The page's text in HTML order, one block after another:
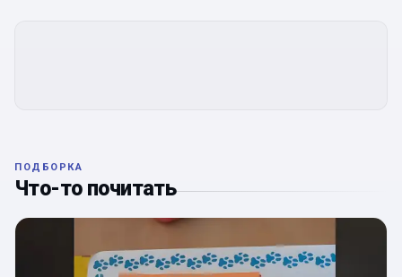
ПОДБОРКА
Что-то почитать